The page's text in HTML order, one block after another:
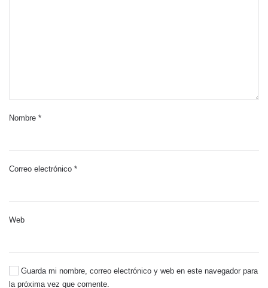
Nombre *
Correo electrónico *
Web
Guarda mi nombre, correo electrónico y web en este navegador para
la próxima vez que comente.